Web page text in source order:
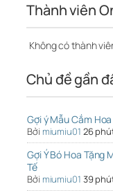
Thành viên
Không có thành
Chủ đề gần
Gợi ý Mẫu Cắm
Bởi miumiu01 26
Gợi Ý Bó Hoa Tặng
Tế
Bởi miumiu01 39